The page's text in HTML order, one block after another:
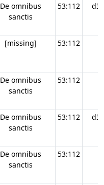
De omnibus
sanctis
53:112 d34
[missing] 53:112
De omnibus
sanctis
53:112
De omnibus
sanctis
53:112 d34
De omnibus
sanctis
53:112